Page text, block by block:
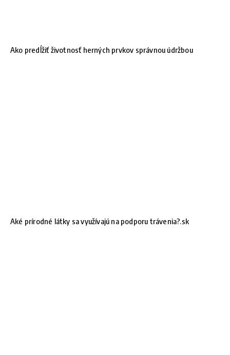
Ako predĺžiť životnosť herných prvkov správnou údržbou
Aké prírodné látky sa využívajú na podporu trávenia?.sk